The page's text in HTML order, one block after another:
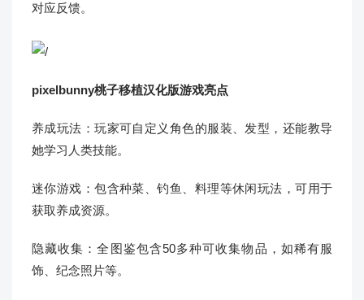
对应反馈。
pixelbunny桃子移植汉化版游戏亮点
养成玩法：玩家可自定义角色的服装、发型，还能教导
她学习人类技能。
迷你游戏：包含种菜、钓鱼、料理等休闲玩法，可用于
获取养成资源。
隐藏收集：全图鉴包含50多种可收集物品，如稀有服
饰、纪念照片等。